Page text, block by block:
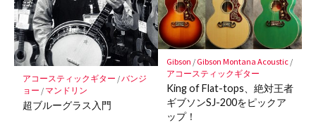
アコースティックギター /バンジ
ョー / マンドリン
超ブルーグラス入門
Gibson / Gibson Montana Acoustic/
アコースティックギター
King of Flat-tops、絶対王者
ギブソンSJ-200をピックア
ップ！